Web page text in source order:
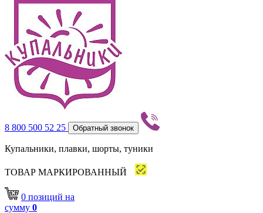
8 800 500 52 25 Обратный звонок
Купальники, плавки, шорты, туники
ТОВАР МАРКИРОВАННЫЙ
0 позиций на
сумму 0